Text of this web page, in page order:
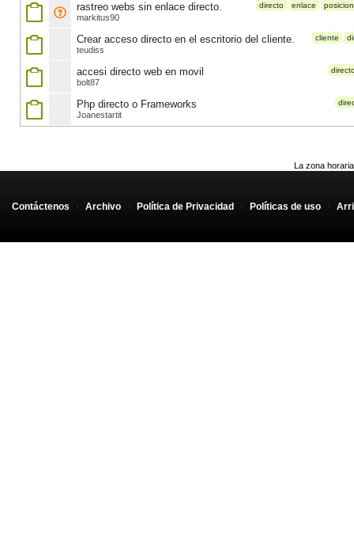
directo enlace
rastreo webs sin enlace directo.
markitus90
cliente
Crear acceso directo en el escritorio del cliente.
teudiss
accesi directo web en movil
bolt87
Php directo o Frameworks
Joanestartit
La zona
Contáctenos - Archivo - Política de Privacidad - Políticas de uso -